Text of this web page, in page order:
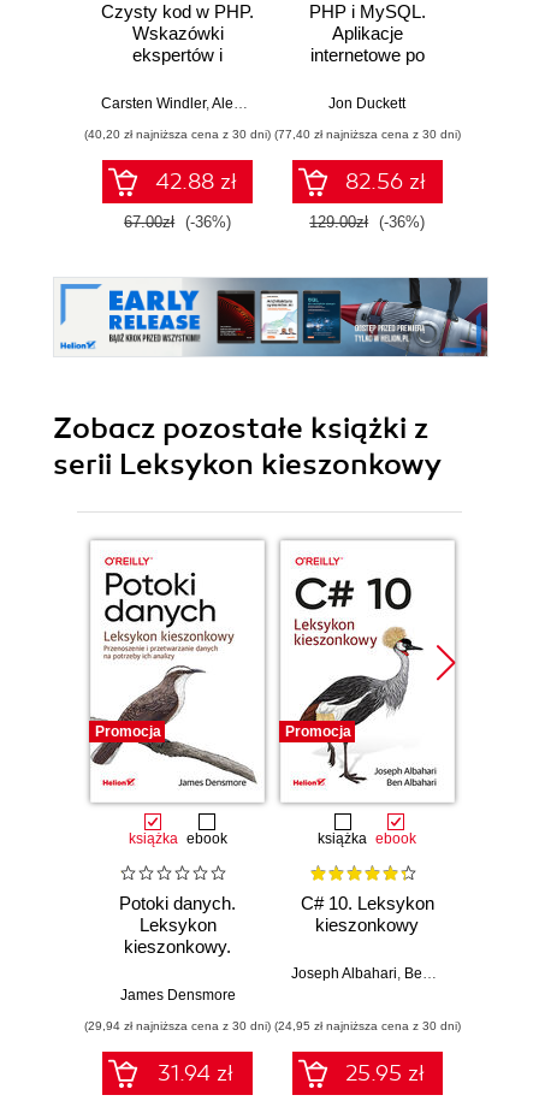
Czysty kod w PHP.
Wskazówki
ekspertów i
rozwiązania
piękny, przystępny
i łatwy w
utrzymaniu kod
PHP
Carsten Windler,Alexandre Daubois
(40,20 zł najniższa cena z 30 dni)
42.88 zł
67.00zł (-36%)
PHP i MySQL.
Aplikacje
internetowe po
Jon Duckett
(77,40 zł najniższa cena z 30 dni)
82.56 zł
129.00zł (-36%)
Zobacz pozostałe książki z
serii Leksykon kieszonkowy
Promocja
książka ebook
Potoki danych.
Leksykon
kieszonkowy.
przetwarzanie
potrzeby ich
analizy
James Densmore
(29,94 zł najniższa cena z 30 dni)
31.94 zł
Promocja
książka ebook
C# 10. Leksykon
kieszonkowy
Joseph Albahari Ben Albahari
(24,95 zł najniższa cena z 30 dni)
25.95 zł